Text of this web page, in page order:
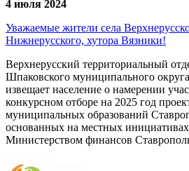
4 июля 2024
Уважаемые жители села
Нижнерусского, хутора Вязники!
Верхнерусский территориальный
Шпаковского муниципального
извещает население о намерении
конкурсном отборе на 2025 год
муниципальных образований
основанных на местных
Министерством финансов